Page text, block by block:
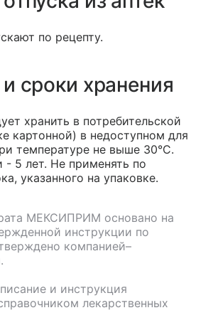
по рецепту.
сроки хранения
хранить в потребительской
картонной) в недоступном для
температуре не выше 30°C.
- 5 лет. Не применять по
указанного на упаковке.
МЕКСИПРИМ основано на
инструкции по
компанией–
и инструкция
лекарственных